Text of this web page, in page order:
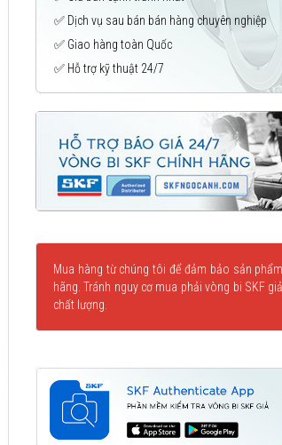
✅ Dịch vụ sau bán bán hàng chuyên nghiệp
✅ Giao hàng toàn Quốc
✅ Hỗ trợ kỹ thuật 24/7
Mua hàng từ chúng tôi để đảm bảo sản
hãng. Tránh nguy cơ mua phải vòng bi SKF
chất lượng.